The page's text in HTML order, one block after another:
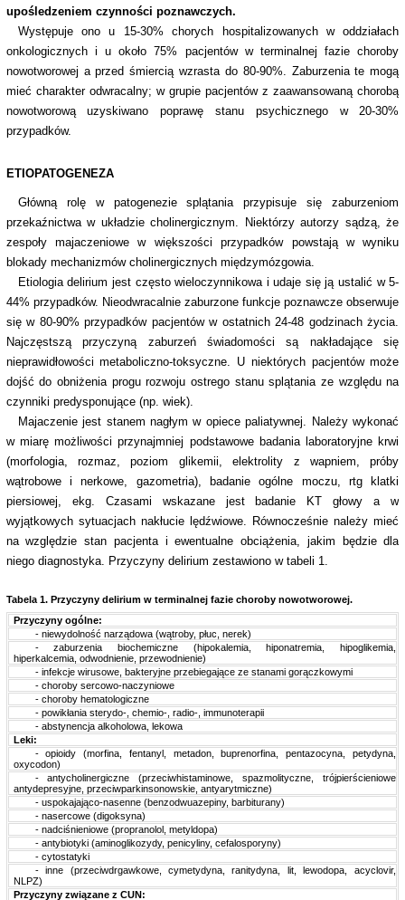
upośledzeniem czynności poznawczych.
Występuje ono u 15-30% chorych hospitalizowanych w oddziałach
onkologicznych i u około 75% pacjentów w terminalnej fazie choroby
nowotworowej a przed śmiercią wzrasta do 80-90%. Zaburzenia te mogą
mieć charakter odwracalny; w grupie pacjentów z zaawansowaną chorobą
nowotworową uzyskiwano poprawę stanu psychicznego w 20-30%
przypadków.
ETIOPATOGENEZA
Główną rolę w patogenezie splątania przypisuje się zaburzeniom
przekaźnictwa w układzie cholinergicznym. Niektórzy autorzy sądzą, że
zespoły majaczeniowe w większości przypadków powstają w wyniku
blokady mechanizmów cholinergicznych międzymózgowia.
Etiologia delirium jest często wieloczynnikowa i udaje się ją ustalić w 5-
44% przypadków. Nieodwracalnie zaburzone funkcje poznawcze obserwuje
się w 80-90% przypadków pacjentów w ostatnich 24-48 godzinach życia.
Najczęstszą przyczyną zaburzeń świadomości są nakładające się
nieprawidłowości metaboliczno-toksyczne. U niektórych pacjentów może
dojść do obniżenia progu rozwoju ostrego stanu splątania ze względu na
czynniki predysponujące (np. wiek).
Majaczenie jest stanem nagłym w opiece paliatywnej. Należy wykonać
w miarę możliwości przynajmniej podstawowe badania laboratoryjne krwi
(morfologia, rozmaz, poziom glikemii, elektrolity z wapniem, próby
wątrobowe i nerkowe, gazometria), badanie ogólne moczu, rtg klatki
piersiowej, ekg. Czasami wskazane jest badanie KT głowy a w
wyjątkowych sytuacjach nakłucie lędźwiowe. Równocześnie należy mieć
na względzie stan pacjenta i ewentualne obciążenia, jakim będzie dla
niego diagnostyka. Przyczyny delirium zestawiono w tabeli 1.
Tabela 1. Przyczyny delirium w terminalnej fazie choroby nowotworowej.
Przyczyny ogólne:
- niewydolność narządowa (wątroby, płuc, nerek)
- zaburzenia biochemiczne (hipokalemia, hiponatremia, hipoglikemia,
hiperkalcemia, odwodnienie, przewodnienie)
- infekcje wirusowe, bakteryjne przebiegające ze stanami gorączkowymi
- choroby sercowo-naczyniowe
- choroby hematologiczne
- powikłania sterydo-, chemio-, radio-, immunoterapii
- abstynencja alkoholowa, lekowa
Leki:
- opioidy (morfina, fentanyl, metadon, buprenorfina, pentazocyna, petydyna,
oxycodon)
- antycholinergiczne (przeciwhistaminowe, spazmolityczne, trójpierścieniowe
antydepresyjne, przeciwparkinsonowskie, antyarytmiczne)
- uspokajająco-nasenne (benzodwuazepiny, barbiturany)
- nasercowe (digoksyna)
- nadciśnieniowe (propranolol, metyldopa)
- antybiotyki (aminoglikozydy, penicyliny, cefalosporyny)
- cytostatyki
- inne (przeciwdrgawkowe, cymetydyna, ranitydyna, lit, lewodopa, acyclovir,
NLPZ)
Przyczyny związane z CUN: